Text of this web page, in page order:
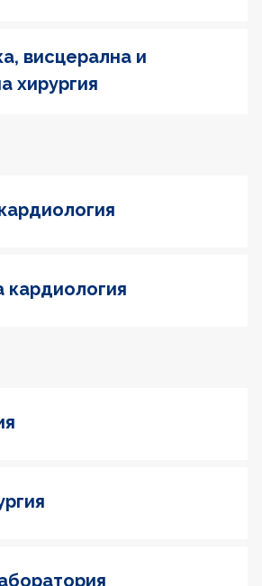
висцерална и
хирургия
кардиология